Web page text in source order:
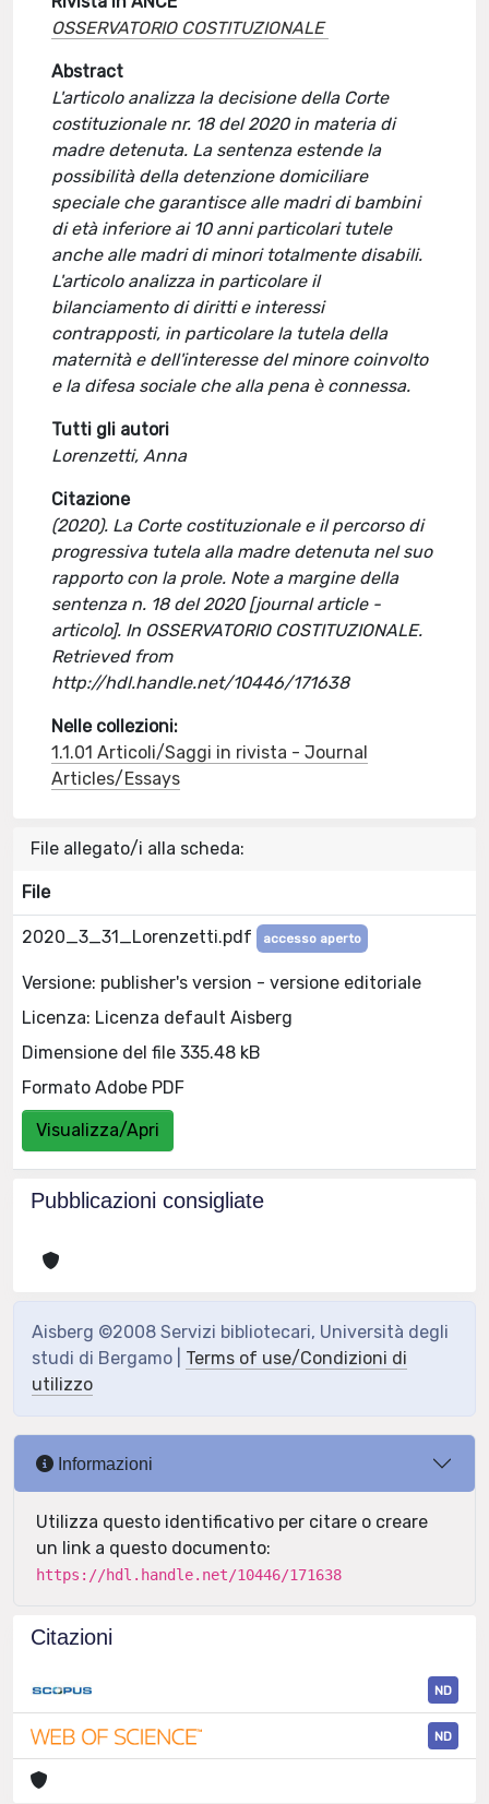
OSSERVATORIO COSTITUZIONALE
Abstract
L'articolo analizza la decisione della Corte
costituzionale nr. 18 del 2020 in materia di
madre detenuta. La sentenza estende la
possibilità della detenzione domiciliare
speciale che garantisce alle madri di bambini
di età inferiore ai 10 anni particolari tutele
anche alle madri di minori totalmente disabili.
L'articolo analizza in particolare il
bilanciamento di diritti e interessi
contrapposti, in particolare la tutela della
maternità e dell'interesse del minore coinvolto
e la difesa sociale che alla pena è connessa.
Tutti gli autori
Lorenzetti, Anna
Citazione
(2020). La Corte costituzionale e il percorso di
progressiva tutela alla madre detenuta nel suo
rapporto con la prole. Note a margine della
sentenza n. 18 del 2020 [journal article -
articolo]. In OSSERVATORIO COSTITUZIONALE.
Retrieved from
http://hdl.handle.net/10446/171638
Nelle collezioni:
1.1.01 Articoli/Saggi in rivista - Journal
Articles/Essays
File allegato/i alla scheda:
File
2020_3_31_Lorenzetti.pdf accesso aperto
Versione: publisher's version - versione editoriale
Licenza: Licenza default Aisberg
Dimensione del file 335.48 kB
Formato Adobe PDF
Visualizza/Apri
Pubblicazioni consigliate
Aisberg ©2008 Servizi bibliotecari, Università degli
studi di Bergamo | Terms of use/Condizioni di
utilizzo
Informazioni
Utilizza questo identificativo per citare o creare
un link a questo documento:
https://hdl.handle.net/10446/171638
Citazioni
ND
ND